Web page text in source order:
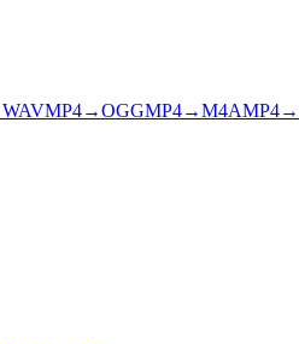
WAVMP4→OGGMP4→M4AMP4→